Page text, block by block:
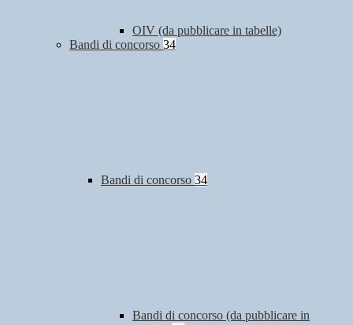
OIV (da pubblicare in tabelle)
Bandi di concorso 34
Bandi di concorso 34
Bandi di concorso (da pubblicare in